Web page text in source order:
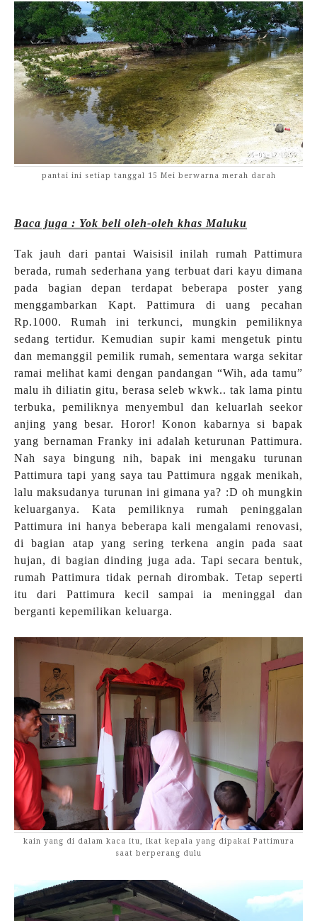
pantai ini setiap tanggal 15 Mei berwarna merah darah
Baca juga : Yok beli oleh-oleh khas Maluku
Tak jauh dari pantai Waisisil inilah rumah Pattimura
berada, rumah sederhana yang terbuat dari kayu dimana
pada bagian depan terdapat beberapa poster yang
menggambarkan Kapt. Pattimura di uang pecahan
Rp.1000. Rumah ini terkunci, mungkin pemiliknya
sedang tertidur. Kemudian supir kami mengetuk pintu
dan memanggil pemilik rumah, sementara warga sekitar
ramai melihat kami dengan pandangan “Wih, ada tamu”
malu ih diliatin gitu, berasa seleb wkwk.. tak lama pintu
terbuka, pemiliknya menyembul dan keluarlah seekor
anjing yang besar. Horor! Konon kabarnya si bapak
yang bernaman Franky ini adalah keturunan Pattimura.
Nah saya bingung nih, bapak ini mengaku turunan
Pattimura tapi yang saya tau Pattimura nggak menikah,
lalu maksudanya turunan ini gimana ya? :D oh mungkin
keluarganya. Kata pemiliknya rumah peninggalan
Pattimura ini hanya beberapa kali mengalami renovasi,
di bagian atap yang sering terkena angin pada saat
hujan, di bagian dinding juga ada. Tapi secara bentuk,
rumah Pattimura tidak pernah dirombak. Tetap seperti
itu dari Pattimura kecil sampai ia meninggal dan
berganti kepemilikan keluarga.
kain yang di dalam kaca itu, ikat kepala yang dipakai Pattimura
saat berperang dulu